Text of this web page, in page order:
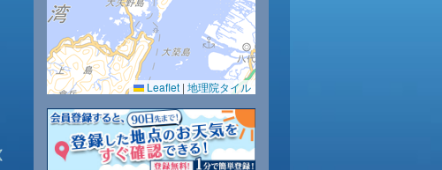
0.0 0.0 0.0 0.0
60 57 57
東 東 東 東南
Leaflet | 地理院タイル